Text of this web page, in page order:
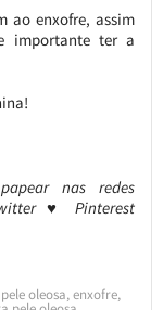
ao enxofre, assim
importante ter a
nas redes
♥ Pinterest
oleosa,enxofre,